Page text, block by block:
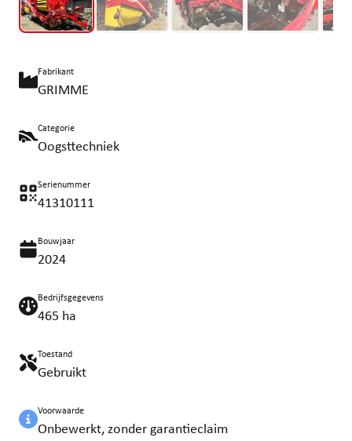
Fabrikant
GRIMME
Categorie
Oogsttechniek
Serienummer
41310111
Bouwjaar
2024
Bedrijfsgegevens
465 ha
Toestand
Gebruikt
Voorwaarde
Onbewerkt, zonder garantieclaim